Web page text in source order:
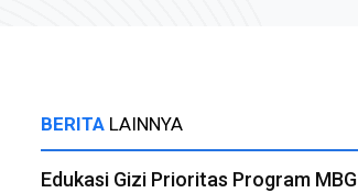
BERITA LAINNYA
Edukasi Gizi Prioritas Program MBG